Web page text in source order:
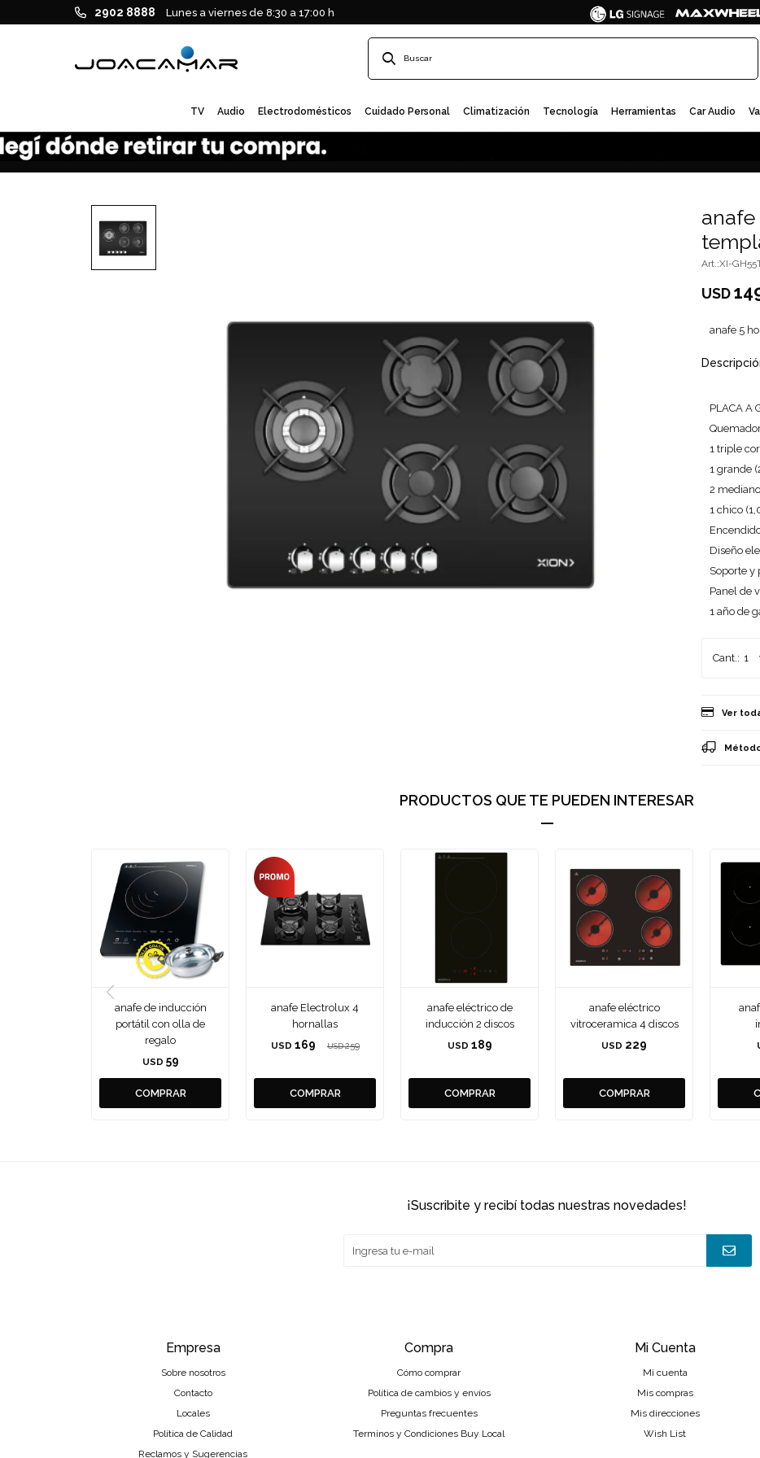
TV Audio Electrodomésticos Cuidado Personal Climatización Tecnología Herramientas Car Audio
2902 8888 Lunes a viernes de 8:30 a 17:00 h
XI-
USD
anafe 5
PLACA A
1 triple
1 grande
2
1 chico
Diseño
Soporte y
Panel de
1 año de
1
Ver
PRODUCTOS QUE TE PUEDEN INTERESAR
anafe de inducción
portátil con olla de
regalo
USD 59
anafe Electrolux 4
hornallas
USD 169 USD 259
anafe eléctrico de
inducción 2 discos
USD 189
anafe eléctrico
vitroceramica 4 discos
USD 229
Empresa
Sobre nosotros
Contacto
Locales
Política de Calidad
Reclamos y Sugerencias
Compra
Cómo comprar
Política de cambios y envíos
Preguntas frecuentes
Terminos y Condiciones Buy Local
Mi Cuenta
Mi cuenta
Mis compras
Mis direcciones
Wish List
¡suscribite y recibí todas nuestras novedades!